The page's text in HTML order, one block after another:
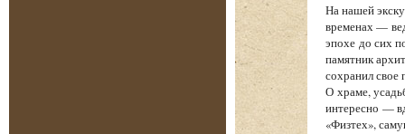
На нашей
временах —
эпохе до сих
памятник
сохранил свое
О храме,
интересно —
«Физтех»,